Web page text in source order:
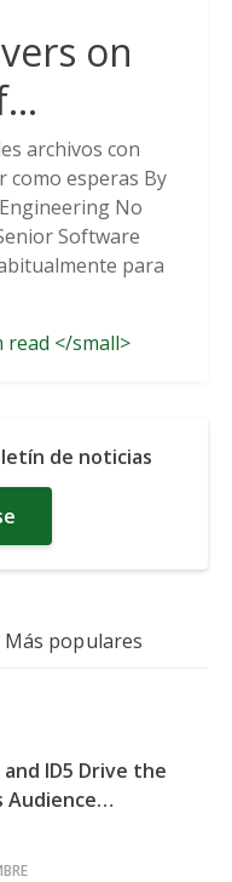
on
archivos con
como esperas By
No
Software
para
read </small>
de noticias
Más populares
ID5 Drive the
Audience